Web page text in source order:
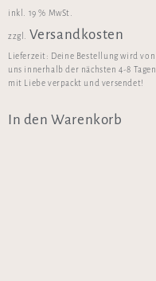
inkl. 19 % MwSt.
zzgl. Versandkosten
Lieferzeit: Deine Bestellung wird von
uns innerhalb der nächsten 4-8 Tagen
mit Liebe verpackt und versendet!
In den Warenkorb